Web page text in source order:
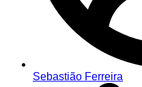
Sebastião Ferreira